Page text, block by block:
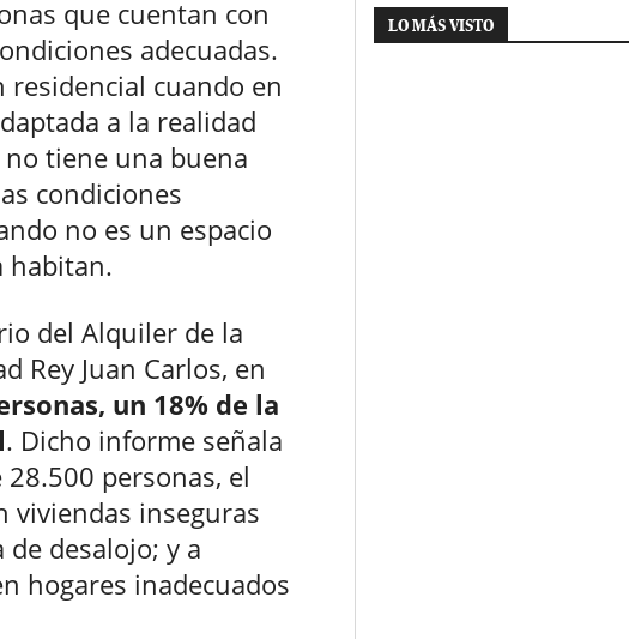
que cuentan con
adecuadas.
residencial cuando en
a la realidad
tiene una buena
condiciones
no es un espacio
habitan.
del Alquiler de la
Rey Juan Carlos, en
un 18% de la
. Dicho informe señala
personas, el
viviendas inseguras
desalojo; y a
hogares inadecuados
LO MÁS VISTO